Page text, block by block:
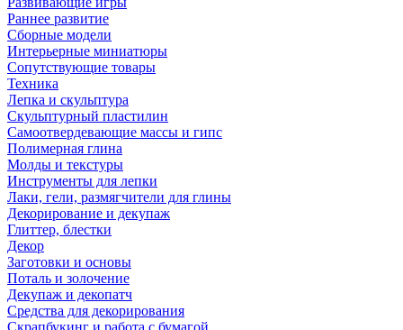
Раннее развитие
Сборные модели
Интерьерные миниатюры
Сопутствующие товары
Техника
Лепка и скульптура
Скульптурный пластилин
Самоотвердевающие массы и гипс
Полимерная глина
Молды и текстуры
Инструменты для лепки
Лаки, гели, размягчители для глины
Декорирование и декупаж
Глиттер, блестки
Декор
Заготовки и основы
Поталь и золочение
Декупаж и декопатч
Средства для декорирования
Скрапбукинг и работа с бумагой